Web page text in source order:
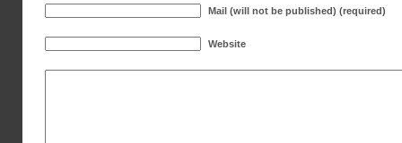
Mail (will not be published) (required)
Website